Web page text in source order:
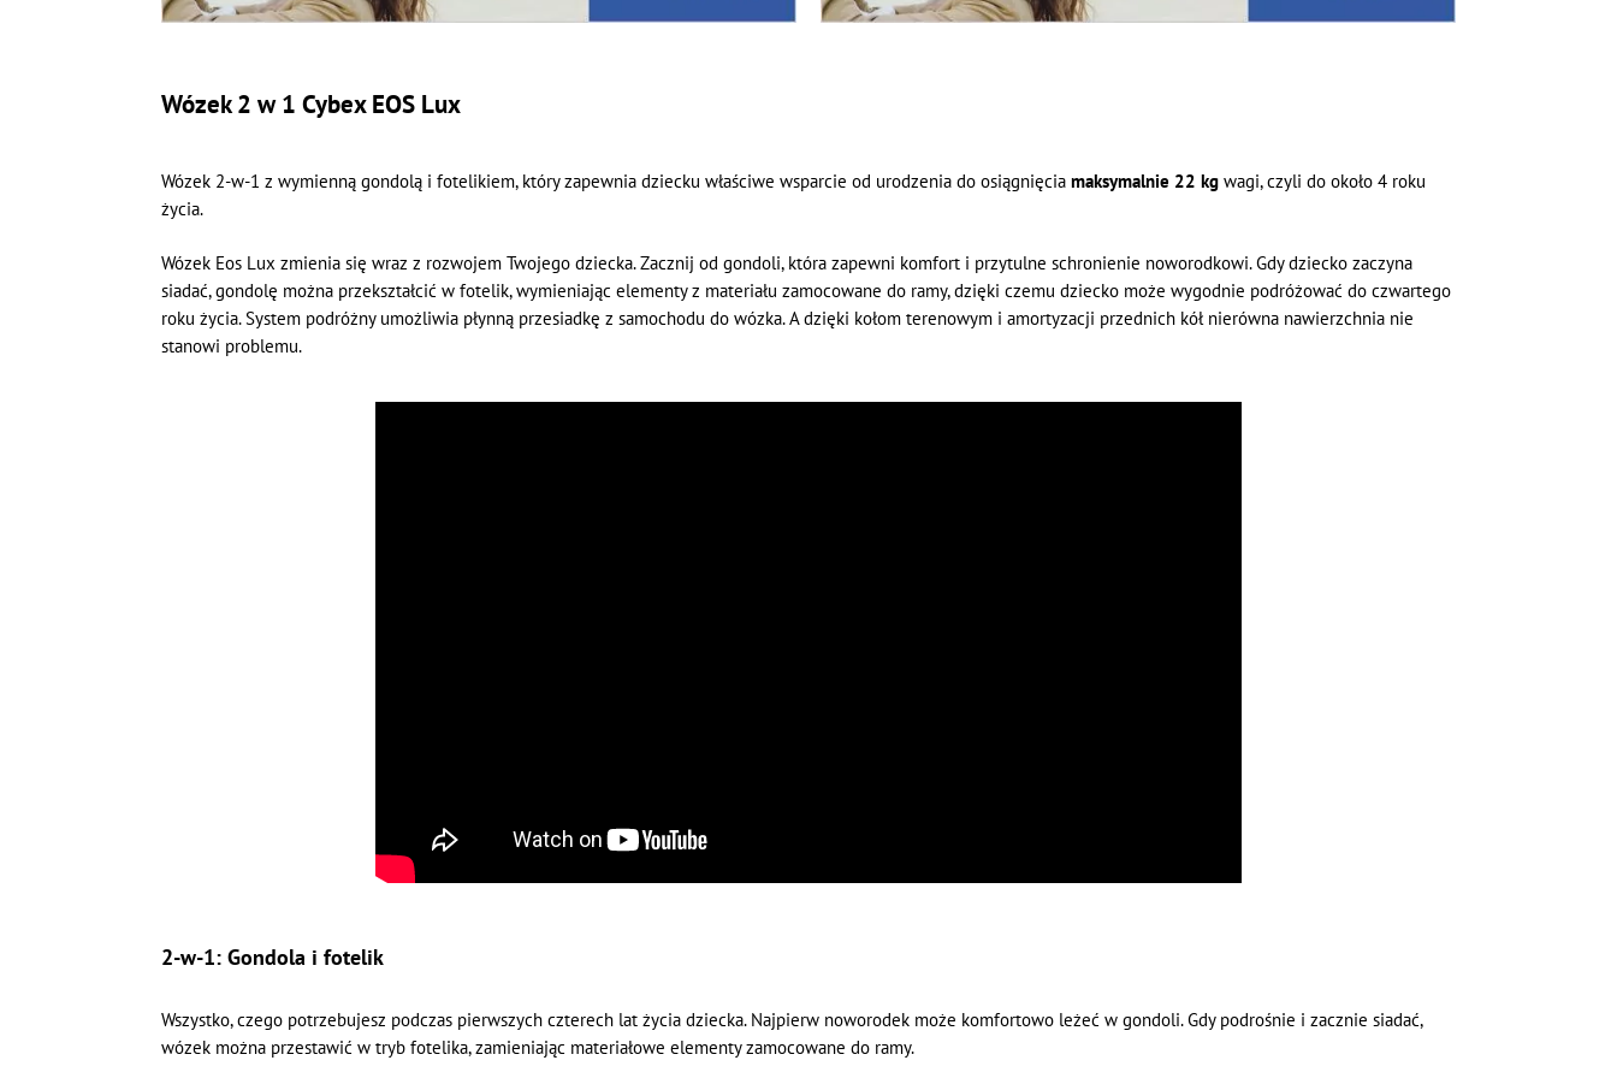
Wózek 2 w 1 Cybex EOS Lux
Wózek 2-w-1 z wymienną gondolą i fotelikiem, który zapewnia dziecku właściwe wsparcie od urodzenia do osiągnięcia maksymalnie 22 kgwagi, czyli do około 4 roku
życia.
Wózek Eos Lux zmienia się wraz z rozwojem Twojego dziecka. Zacznij od gondoli, która zapewni komfort i przytulne schronienie noworodkowi. Gdy dziecko zaczyna
siadać, gondolę można przekształcić w fotelik, wymieniając elementy z materiału zamocowane do ramy, dzięki czemu dziecko może wygodnie podróżować do czwartego
roku życia. System podróżny umożliwia płynną przesiadkę z samochodu do wózka. A dzięki kołom terenowym i amortyzacji przednich kół nierówna nawierzchnia nie
stanowi problemu.
2-w-1: Gondola i fotelik
Wszystko, czego potrzebujesz podczas pierwszych czterech lat życia dziecka. Najpierw noworodek może komfortowo leżeć w gondoli. Gdy podrośnie i zacznie siadać,
wózek można przestawić w tryb fotelika, zamieniając materiałowe elementy zamocowane do ramy.